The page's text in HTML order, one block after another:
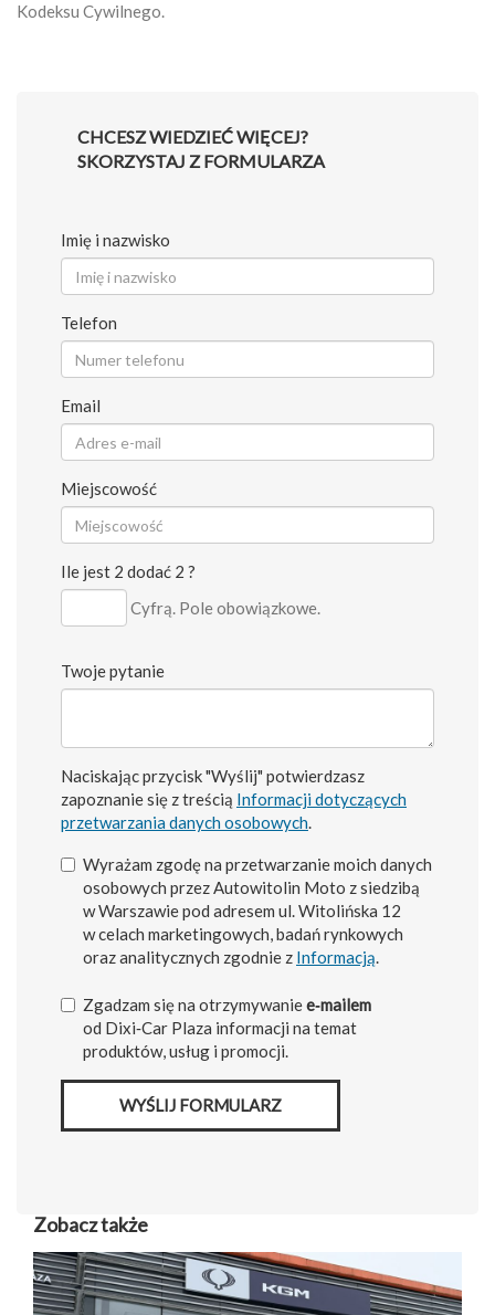
Kodeksu Cywilnego.
CHCESZ WIEDZIEĆ WIĘCEJ?
SKORZYSTAJ Z FORMULARZA
Imię i nazwisko
Telefon
Email
Miejscowość
Ile jest 2 dodać 2 ?
Cyfrą. Pole obowiązkowe.
Twoje pytanie
Naciskając przycisk "Wyślij" potwierdzasz
zapoznanie się z treścią Informacji dotyczących
przetwarzania danych osobowych
Wyrażam zgodę na przetwarzanie moich danych
osobowych przez Autowitolin Moto z siedzibą
w Warszawie pod adresem ul. Witolińska 12
w celach marketingowych, badań rynkowych
oraz analitycznych zgodnie z Informacją
Zgadzam się na otrzymywaniee‑mailem
od Dixi‑Car Plaza informacji na temat
produktów, usług i promocji.
WYŚLIJ FORMULARZ
Zobacz także